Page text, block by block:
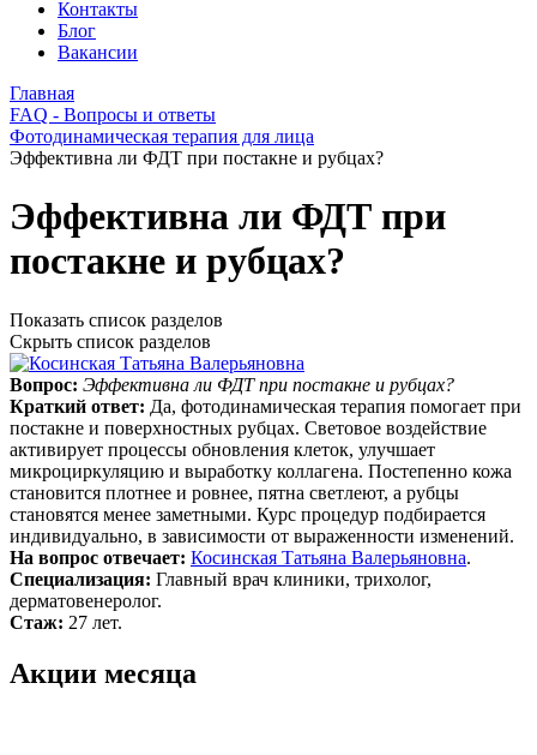
Контакты
Блог
Вакансии
Главная
FAQ - Вопросы и ответы
Фотодинамическая терапия для лица
Эффективна ли ФДТ при постакне и рубцах?
Эффективна ли ФДТ при
постакне и рубцах?
Показать список разделов
Скрыть список разделов
Вопрос: Эффективна ли ФДТ при постакне и рубцах?
Краткий ответ: Да, фотодинамическая терапия помогает при
постакне и поверхностных рубцах. Световое воздействие
активирует процессы обновления клеток, улучшает
микроциркуляцию и выработку коллагена. Постепенно кожа
становится плотнее и ровнее, пятна светлеют, а рубцы
становятся менее заметными. Курс процедур подбирается
индивидуально, в зависимости от выраженности изменений.
На вопрос отвечает: Косинская Татьяна Валерьяновна.
Специализация: Главный врач клиники, трихолог,
дерматовенеролог.
Стаж: 27 лет.
Акции месяца